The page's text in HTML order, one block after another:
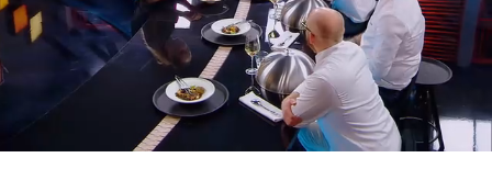
zvuk
Loaded:
100.00%